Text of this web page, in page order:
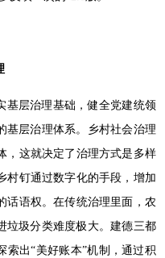
基层治理基础，健全党建统领
基层治理体系。乡村社会治理
，这就决定了治理方式是多样
村钉通过数字化的手段，增加
话语权。在传统治理里面，农
垃圾分类难度极大。建德三都
索出“美好账本”机制，通过积